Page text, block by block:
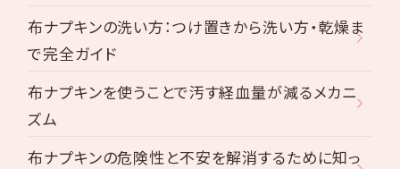
布ナプキンの洗い方：つけ置きから洗い方・乾燥ま
で完全ガイド
布ナプキンを使うことで汚す経血量が減るメカニ
ズム
布ナプキンの危険性と不安を解消するために知っ